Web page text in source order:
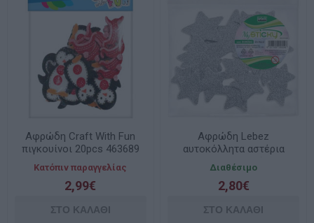
Αφρώδη Craft With Fun
πιγκουίνοι 20pcs 463689
Κατόπιν παραγγελίας
2,99€
Αφρώδη Lebez
αυτοκόλλητα αστέρια
20τεμ. ασημί
Διαθέσιμο
2,80€